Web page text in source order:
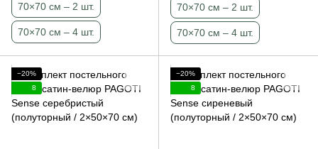
70×70 см – 2 шт.
70×70 см – 4 шт.
70×70 см – 2 шт.
70×70 см – 4 шт.
−20%
8
−20%
8